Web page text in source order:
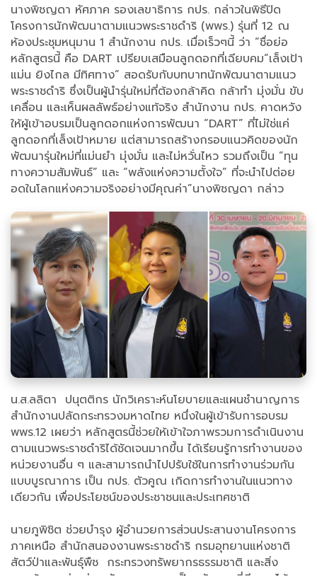
นางพิชญดา หัศภาค รองเลขาธิการ กปร. กล่าวในพิธีปิด
โครงการนักพัฒนาตามแนวพระราชดำริ (พพร.) รุ่นที่ 12 ณ
ห้องประชุมหนุมาน 1 สำนักงาน กปร. เมื่อเร็วๆนี้ ว่า “ชื่อย่อ
หลักสูตรนี้ คือ DART เปรียบเสมือนลูกดอกที่เฉียบคม“เล็งเป้า
แม่น ยิงไกล มีทิศทาง” สอดรับกับบทบาทนักพัฒนาตามแนว
พระราชดำริ ซึ่งเป็นผู้นำรุ่นใหม่ที่ต้องกล้าคิด กล้าทำ มุ่งมั่น ขับ
เคลื่อน และเห็นผลลัพธ์อย่างแท้จริง สำนักงาน กปร. คาดหวัง
ให้ผู้เข้าอบรมเป็นลูกดอกแห่งการพัฒนา “DART” ที่ไม่ใช่แค่
ลูกดอกที่เล็งเป้าหมาย แต่สามารถสร้างกรอบแนวคิดของนัก
พัฒนารุ่นใหม่ที่แม่นยำ มุ่งมั่น และไม่หวั่นไหว รวมถึงเป็น ”ทุน
ทางความสัมพันธ์” และ “พลังแห่งความตั้งใจ” ที่จะนำไปต่อย
อดในโลกแห่งความจริงอย่างมีคุณค่า”นางพิชญดา กล่าว
น.ส.ลลิตา ปนุตติกร นักวิเคราะห์นโยบายและแผนชำนาญการ
สำนักงานปลัดกระทรวงมหาดไทย หนึ่งในผู้เข้ารับการอบรม
พพร.12 เผยว่า หลักสูตรนี้ช่วยให้เข้าใจภาพรวมการดำเนินงาน
ตามแนวพระราชดำริได้ชัดเจนมากขึ้น ได้เรียนรู้การทำงานของ
หน่วยงานอื่น ๆ และสามารถนำไปปรับใช้ในการทำงานร่วมกัน
แบบบูรณาการ เป็น กปร. ตัวคูณ เกิดการทำงานในแนวทาง
เดียวกัน เพื่อประโยชน์ของประชาชนและประเทศชาติ
นายภูพิชิต ช่วยบํารุง ผู้อำนวยการส่วนประสานงานโครงการ
ภาคเหนือ สํานักสนองงานพระราชดําริ กรมอุทยานแห่งชาติ
สัตว์ป่าและพันธุ์พืช กระทรวงทรัพยากรธรรมชาติ และสิ่ง